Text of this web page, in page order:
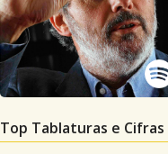
Top Tablaturas e